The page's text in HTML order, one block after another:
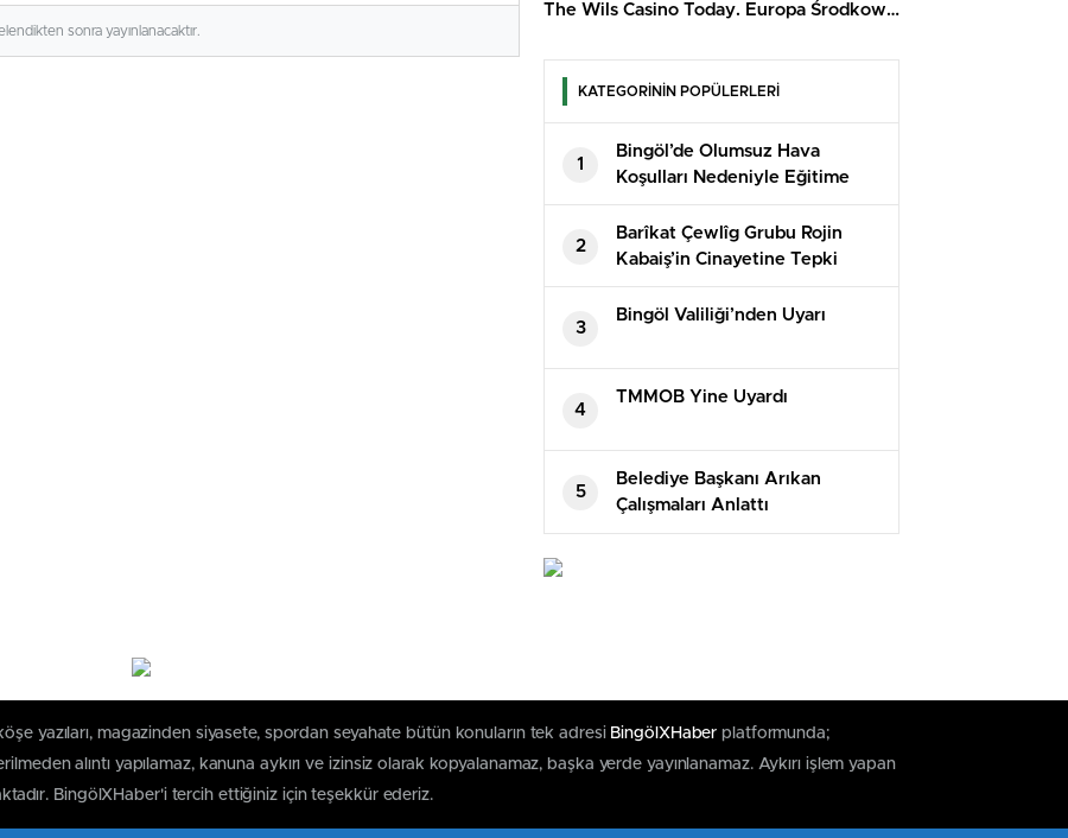
sonra yayınlanacaktır.
The Wils Casino Today. Europa Środkowa
KATEGORİNİN POPÜLERLERİ
1
Bingöl’de Olumsuz Hava
Koşulları Nedeniyle Eğitime
Ara Verildi
2
Barîkat Çewlîg Grubu Rojin
Kabaiş’in Cinayetine Tepki
Gösterdi: “Adalet İstiyoruz”
3
Bingöl Valiliği’nden Uyarı
4
TMMOB Yine Uyardı
5
Belediye Başkanı Arıkan
Çalışmaları Anlattı
yazıları, magazinden siyasete, spordan seyahate bütün konuların tek adresi BingölXHaberplatformunda;
alıntı yapılamaz, kanuna aykırı ve izinsiz olarak kopyalanamaz, başka yerde yayınlanamaz. Aykırı işlem yapan
BingölXHaber'i tercih ettiğiniz için teşekkür ederiz.